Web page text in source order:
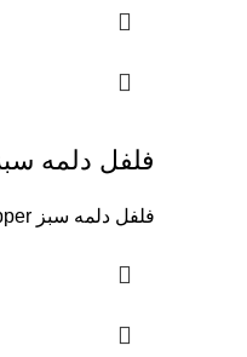
فلفل دلمه
فلفل دلمه سبز Green Bell Pepper کاشت : بهاره عمق کاشت : ۲-۱ سانتیمتر فاصله کاشت : ۵۰-۴۰ سانتیمتر قابلیت